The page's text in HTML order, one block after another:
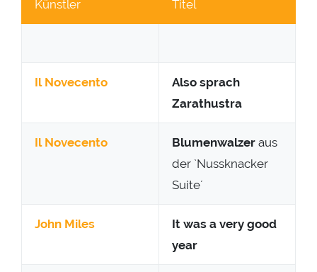
Künstler Titel
Il Novecento
Also sprach
Zarathustra
Il Novecento Blumenwalzer aus
der `Nussknacker
Suite´
John Miles
It was a very good
year